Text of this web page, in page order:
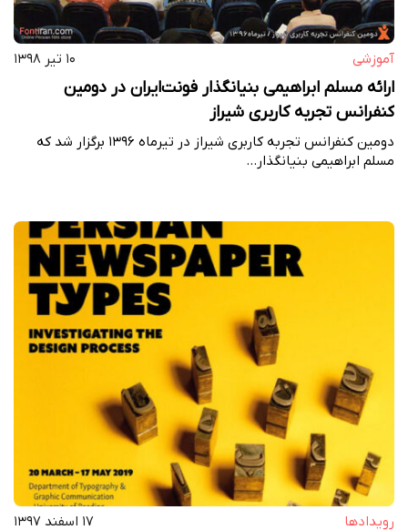
آموزشی ۱۰ تیر ۱۳۹۸
ارائه مسلم ابراهیمی بنیانگذار فونت‌ایران در دومین
کنفرانس تجربه کاربری شیراز
دومین کنفرانس تجربه کاربری شیراز در تیرماه ۱۳۹۶ برگزار شد که
مسلم ابراهیمی بنیانگذار…
رویداد‌ها ۱۷ اسفند ۱۳۹۷